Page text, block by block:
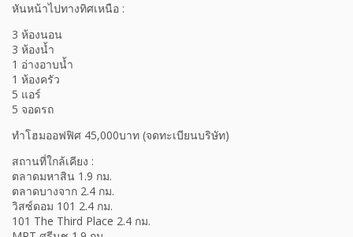
หันหน้าไปทางทิศเหนือ :
3 ห้องนอน
3 ห้องน้ำ
1 อ่างอาบน้ำ
1 ห้องครัว
5 แอร์
5 จอดรถ
ทำโฮมออฟฟิศ 45,000บาท (จดทะเบียนบริษัท)
สถานที่ใกล้เคียง :
ตลาดมหาสิน 1.9 กม.
ตลาดบางจาก 2.4 กม.
วิสซ์ดอม 101 2.4 กม.
101 The Third Place 2.4 กม.